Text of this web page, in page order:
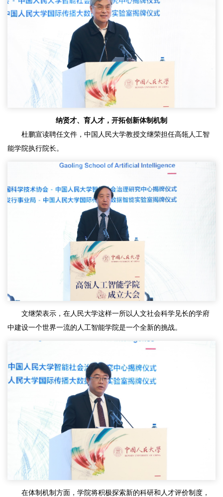
纳贤才、育人才，开拓创新体制机制
杜鹏宣读聘任文件，中国人民大学教授文继荣担任高瓴人工智
能学院执行院长。
文继荣表示，在人民大学这样一所以人文社会科学见长的学府
中建设一个世界一流的人工智能学院是一个全新的挑战。
在体制机制方面，学院将积极探索新的科研和人才评价制度，